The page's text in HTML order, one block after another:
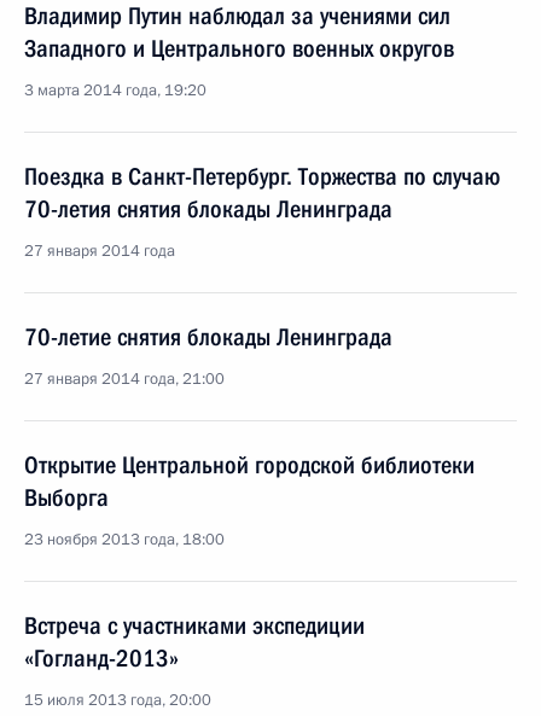
Владимир Путин наблюдал за учениями сил
Западного и Центрального военных округов
3 марта 2014 года, 19:20
Поездка в Санкт-Петербург. Торжества по случаю
70-летия снятия блокады Ленинграда
27 января 2014 года
70-летие снятия блокады Ленинграда
27 января 2014 года, 21:00
Открытие Центральной городской библиотеки
Выборга
23 ноября 2013 года, 18:00
Встреча с участниками экспедиции
«Гогланд-2013»
15 июля 2013 года, 20:00